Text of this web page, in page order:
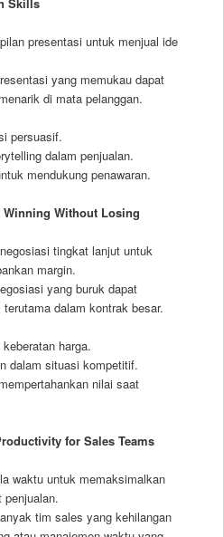
presentasi untuk menjual ide
yang memukau dapat
di mata pelanggan.
persuasif.
dalam penjualan.
mendukung penawaran.
Without Losing
tingkat lanjut untuk
margin.
yang buruk dapat
dalam kontrak besar.
harga.
dalam situasi kompetitif.
nilai saat
for Sales Teams
waktu untuk memaksimalkan
tim sales yang kehilangan